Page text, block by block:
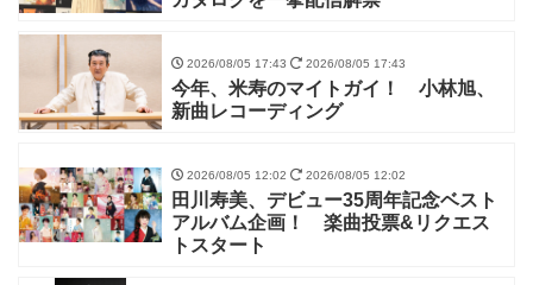
2026/08/05 17:43 2026/08/05 17:43
今年、米寿のマイトガイ！ 小林旭、
新曲レコーディング
2026/08/05 12:02 2026/08/05 12:02
田川寿美、デビュー35周年記念ベスト
アルバム企画！ 楽曲投票&リクエス
トスタート